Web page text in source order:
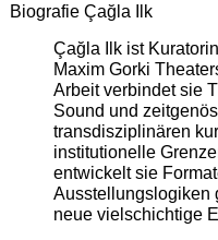
Biografie Çağla Ilk
Çağla Ilk ist
Maxim Gorki
Arbeit verbindet sie
Sound und
transdisziplinären
institutionelle
entwickelt sie
Ausstellungslogiken
neue vielschichtige